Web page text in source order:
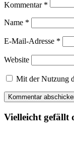
Kommentar *
Name *
E-Mail-Adresse *
Website
Mit der Nutzung
Vielleicht gefällt